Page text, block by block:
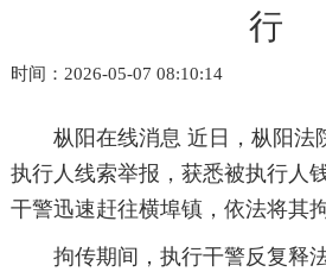
行
时间：2026-05-07 08:10:14
枞阳在线消息 近日，枞阳法
执行人线索举报，获悉被执行人
干警迅速赶往横埠镇，依法将其
拘传期间，执行干警反复释